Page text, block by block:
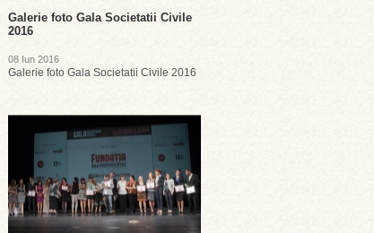
Galerie foto Gala Societatii Civile
2016
08 Iun 2016
Galerie foto Gala Societatii Civile 2016